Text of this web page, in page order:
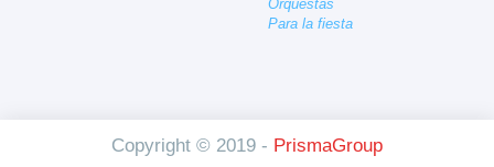
Orquestas
Para la fiesta
Copyright © 2019 - PrismaGroup